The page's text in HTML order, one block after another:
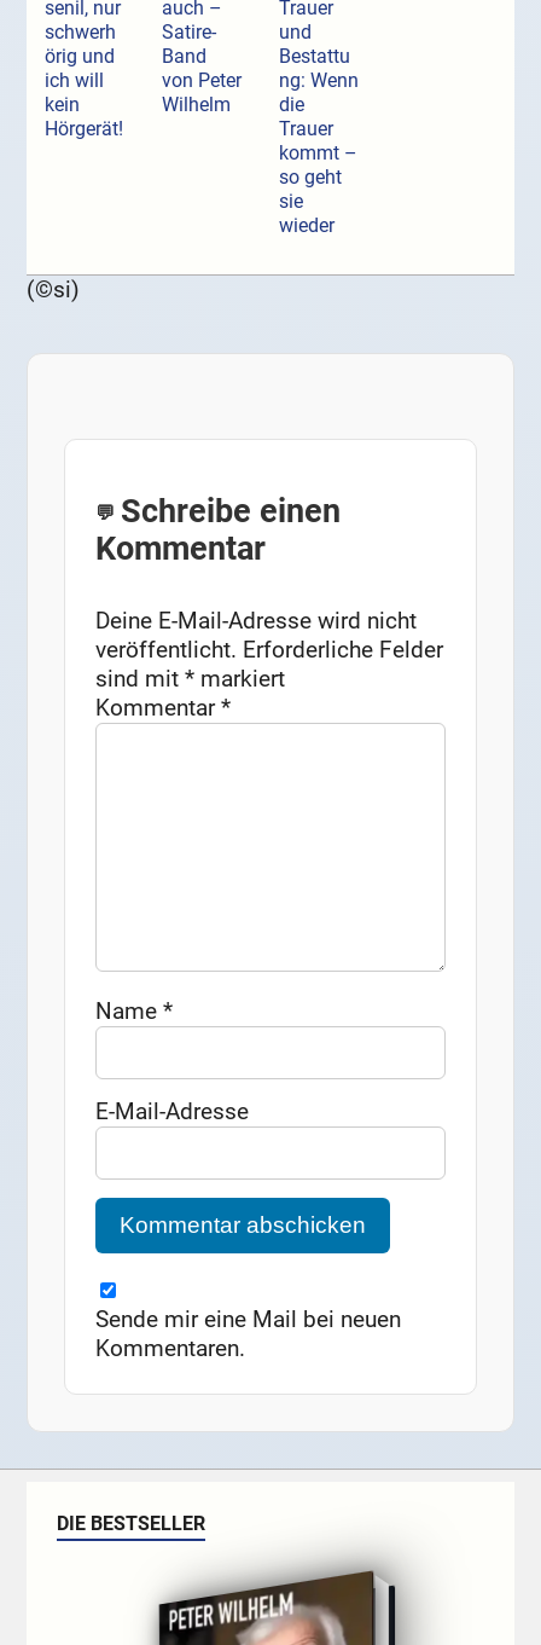
senil, nur
schwerh
örig und
ich will
kein
Hörgerät!
auch –
Satire-
Band
von Peter
Wilhelm
Trauer
und
Bestattu
ng: Wenn
die
Trauer
kommt –
so geht
sie
wieder
(©si)
Schreibe einen
Kommentar
Deine E-Mail-Adresse wird nicht
veröffentlicht. Erforderliche Felder
sind mit* markiert
Kommentar*
Name*
E-Mail-Adresse
Sende mir eine Mail bei neuen
Kommentaren.
DIE BESTSELLER